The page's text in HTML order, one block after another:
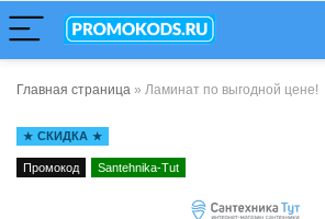
Главная страница » Ламинат по выгодной цене!
СКИДКА
Промокод Santehnika-Tut